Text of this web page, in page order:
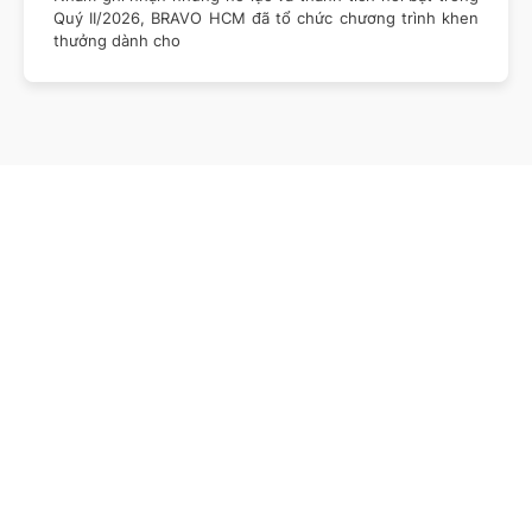
Quý II/2026, BRAVO HCM đã tổ chức chương trình khen
thưởng dành cho